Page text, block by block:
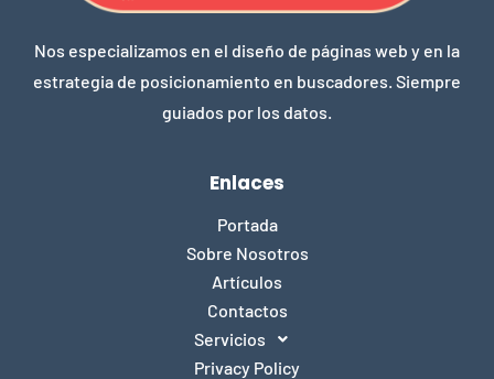
Nos especializamos en el diseño de páginas web y en la
estrategia de posicionamiento en buscadores. Siempre
guiados por los datos.
Enlaces
Portada
Sobre Nosotros
Artículos
Contactos
Servicios
Privacy Policy